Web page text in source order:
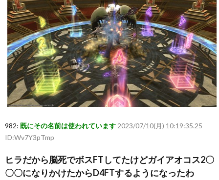
982: 既にその名前は使われています 2023/07/10(月) 10:19:35.25
ID:Wv7Y3pTmp
ヒラだから脳死でボスFTしてたけどガイアオコス2〇
〇〇になりかけたからD4FTするようになったわ